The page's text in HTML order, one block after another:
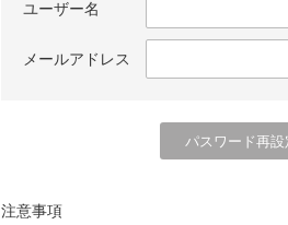
ユーザー名
メールアドレス
注意事項